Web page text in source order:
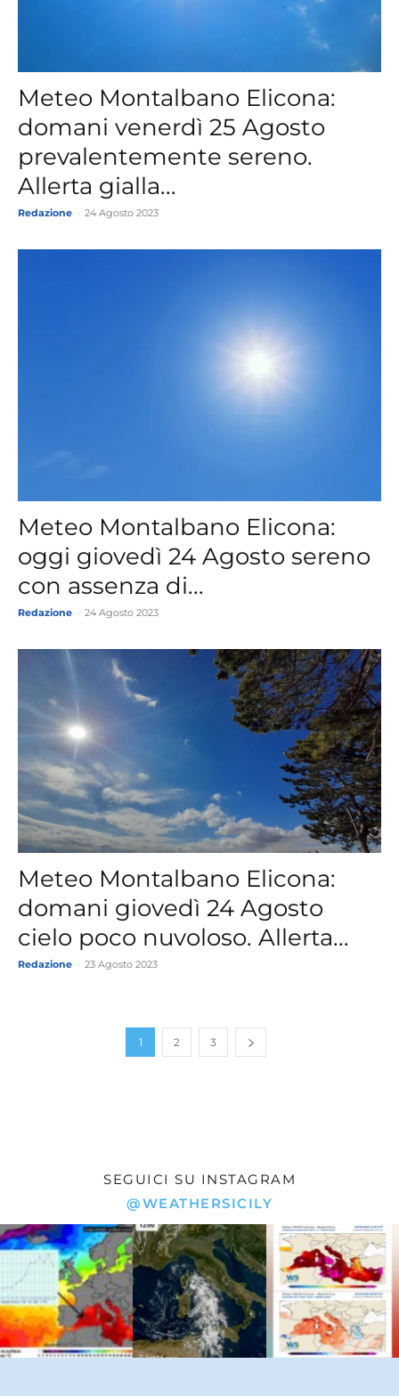
Meteo Montalbano Elicona:
domani venerdì 25 Agosto
prevalentemente sereno.
Allerta gialla...
Redazione 24 Agosto 2023
Meteo Montalbano Elicona:
oggi giovedì 24 Agosto sereno
con assenza di...
Redazione 24 Agosto 2023
Meteo Montalbano Elicona:
domani giovedì 24 Agosto
cielo poco nuvoloso. Allerta...
Redazione 23 Agosto 2023
1 2 3
SEGUICI SU INSTAGRAM
@WEATHERSICILY